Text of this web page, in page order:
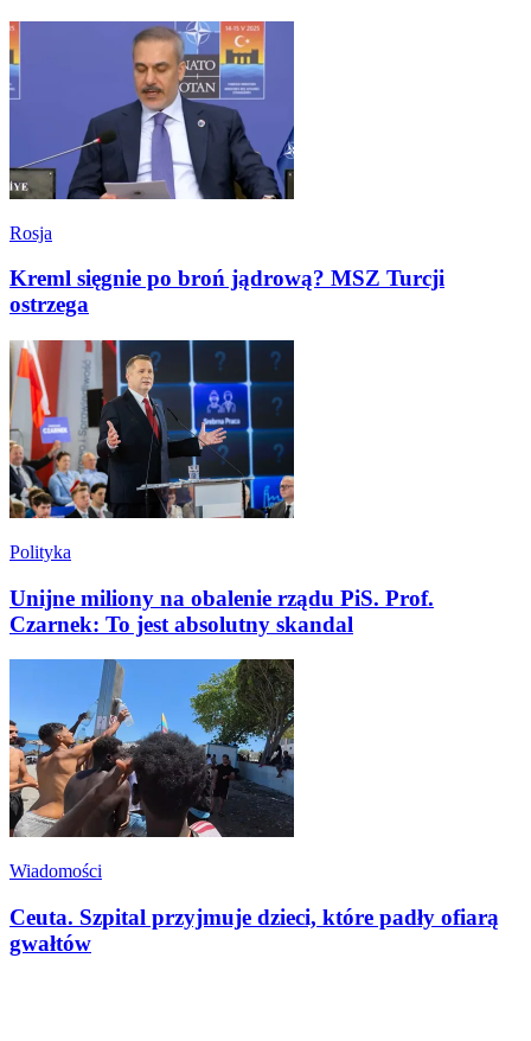
Rosja
Kreml sięgnie po broń jądrową? MSZ Turcji
ostrzega
Polityka
Unijne miliony na obalenie rządu PiS. Prof.
Czarnek: To jest absolutny skandal
Wiadomości
Ceuta. Szpital przyjmuje dzieci, które padły ofiarą
gwałtów